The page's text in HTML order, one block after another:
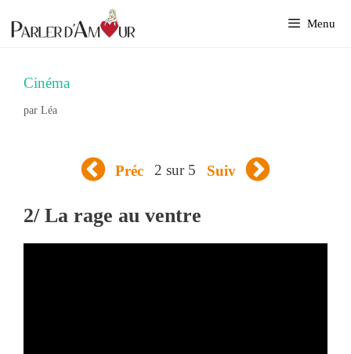
au
Menu
Cinéma
par Léa
Préc 2 sur 5 Suiv
2/ La rage au ventre